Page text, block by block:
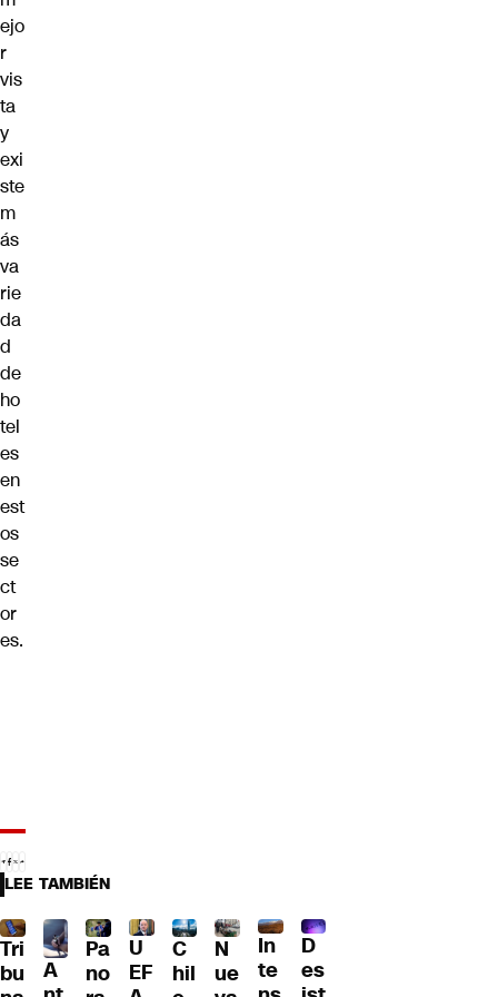
ejo
r
vis
ta
y
exi
ste
m
ás
va
rie
da
d
de
ho
tel
es
en
est
os
se
ct
or
es.
LEE TAMBIÉN
Tri
bu
A
Pa
no
U
EF
C
hil
N
ue
In
te
D
es